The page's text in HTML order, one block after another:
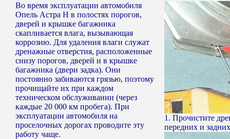
Во время эксплуатации автомобиля
Опель Астра Н в полостях порогов,
дверей и крышке багажника
скапливается влага, вызывающая
коррозию. Для удаления влаги служат
дренажные отверстия, расположенные
снизу порогов, дверей и в крышке
багажника (двери задка). Они
постоянно забиваются грязью, поэтому
прочищайте их при каждом
техническом обслуживании (через
каждые 20 000 км пробега). При
эксплуатации автомобиля на
проселочных дорогах проводите эту
работу чаще.
1. Прочистите
передних и